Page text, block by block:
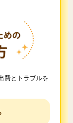
費とトラブルを